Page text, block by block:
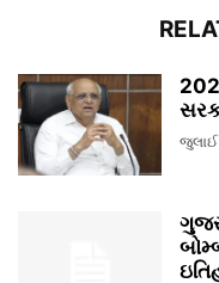
જુલાઈ